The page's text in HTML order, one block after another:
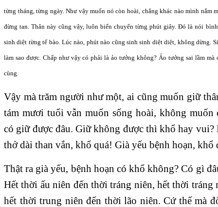
từng tháng, từng ngày. Như vậy muốn nó còn hoài, chẳng khác nào mình nắm
đừng tan. Thân này cũng vậy, luôn biến chuyển từng phút giây. Đó là nói
sinh diệt từng tế bào. Lúc nào, phút nào cũng sinh sinh diệt diệt, không dừng.
làm sao được. Chấp như vậy có phải là ảo tưởng không? Ảo tưởng sai lầm
cùng.
Vậy mà trăm người như một, ai cũng muốn giữ
tám mươi tuổi vẫn muốn sống hoài, không
có giữ được đâu. Giữ không được thì khổ hay
thở dài than vắn, khổ quá! Già yếu bệnh hoạn, khổ
Thật ra già yếu, bệnh hoạn có khổ không? Có gì
Hết thời ấu niên đến thời tráng niên, hết thời
hết thời trung niên đến thời lão niên. Cứ thế mà